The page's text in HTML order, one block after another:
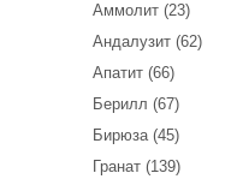
Аммолит (23)
Андалузит (62)
Апатит (66)
Берилл (67)
Бирюза (45)
Гранат (139)